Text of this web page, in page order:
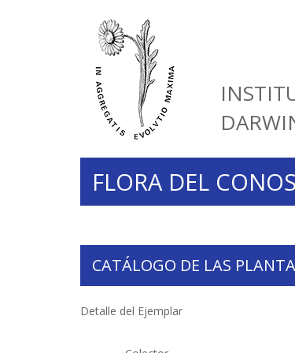
FLORA DEL
CATÁLOGO DE LAS
Detalle del Ejemplar